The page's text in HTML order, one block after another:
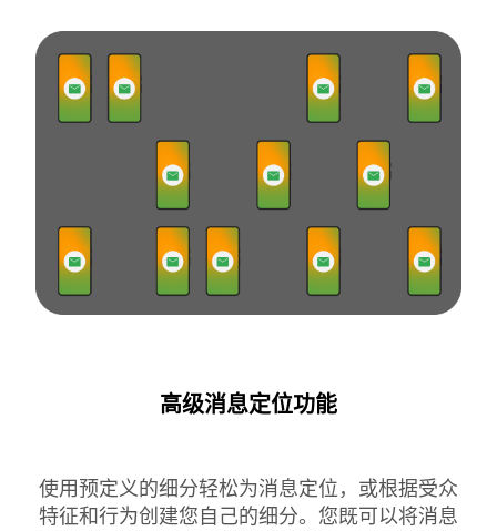
高级消息定位功能
使用预定义的细分轻松为消息定位，或根据受众
特征和行为创建您自己的细分。您既可以将消息